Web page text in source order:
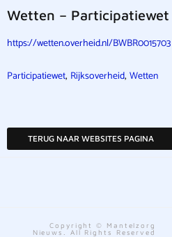
Wetten – Participatiewet
https://wetten.overheid.nl/BWBR0015703
Participatiewet, Rijksoverheid, Wetten
TERUG NAAR WEBSITES PAGINA
Copyright © Mantelzorg
Nieuws. All Rights Reserved